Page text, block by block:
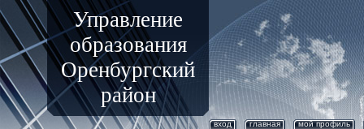
Управление
образования
Оренбургский
район
вход главная мой профиль